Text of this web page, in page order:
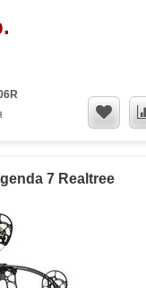
7 Realtree